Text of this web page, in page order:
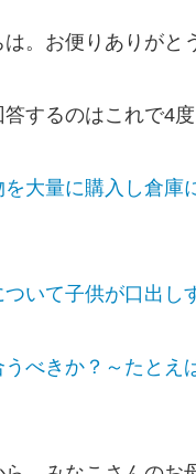
。お便りありがと
するのはこれで4度
大量に購入し倉庫
いて子供が口出し
べきか？～たとえ